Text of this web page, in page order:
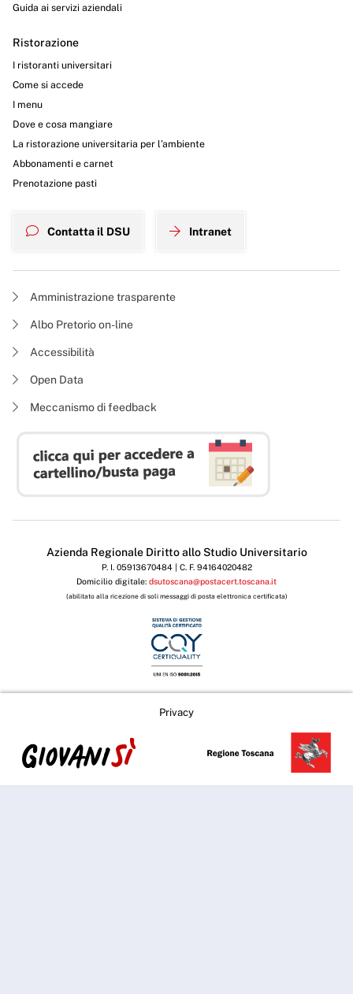
Guida ai servizi aziendali
Ristorazione
I ristoranti universitari
Come si accede
I menu
Dove e cosa mangiare
La ristorazione universitaria per l’ambiente
Abbonamenti e carnet
Prenotazione pasti
Contatta il DSU Intranet
Amministrazione trasparente
Albo Pretorio on-line
Accessibilità
Open Data
Meccanismo di feedback
Azienda Regionale Diritto allo Studio Universitario
P. I. 05913670484 | C. F. 94164020482
Domicilio digitale: dsutoscana@postacert.toscana.it
(abilitato alla ricezione di soli messaggi di posta elettronica certificata)
Privacy